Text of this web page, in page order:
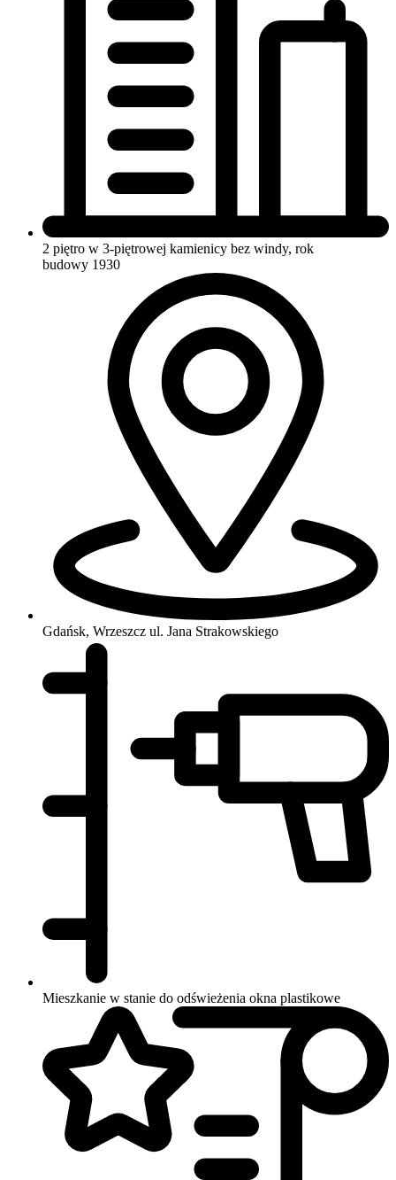
2 piętro w 3-piętrowej kamienicy bez windy, rok
budowy 1930
Gdańsk, Wrzeszcz ul. Jana Strakowskiego
Mieszkanie w stanie do odświeżenia okna plastikowe